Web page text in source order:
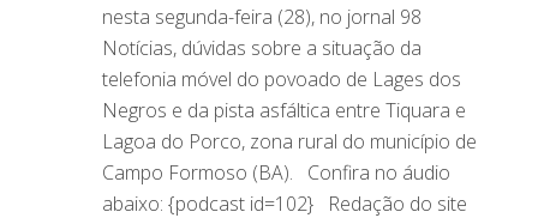
nesta segunda-feira (28), no jornal 98
Notícias, dúvidas sobre a situação da
telefonia móvel do povoado de Lages dos
Negros e da pista asfáltica entre Tiquara e
Lagoa do Porco, zona rural do município de
Campo Formoso (BA). Confira no áudio
abaixo: {podcast id=102} Redação do site